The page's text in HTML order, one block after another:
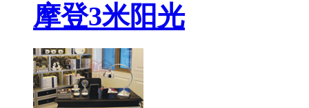
摩登3米阳光